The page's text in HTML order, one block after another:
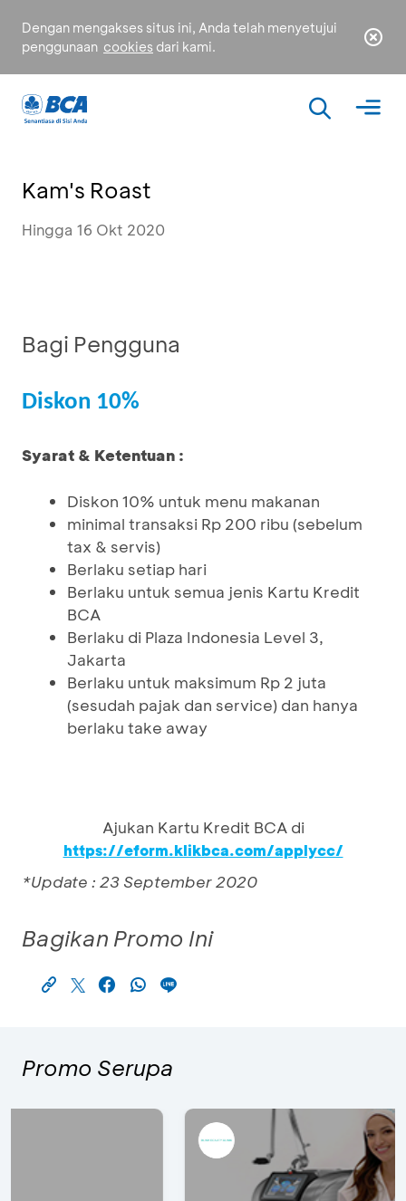
Dengan mengakses situs ini, Anda telah menyetujui
penggunaan cookies dari kami.
Kam's Roast
Hingga 16 Okt 2020
Bagi Pengguna
Diskon 10%
Syarat & Ketentuan :
Diskon 10% untuk menu makanan
minimal transaksi Rp 200 ribu (sebelum
tax & servis)
Berlaku setiap hari
Berlaku untuk semua jenis Kartu Kredit
BCA
Berlaku di Plaza Indonesia Level 3,
Jakarta
Berlaku untuk maksimum Rp 2 juta
(sesudah pajak dan service) dan hanya
berlaku take away
Ajukan Kartu Kredit BCA di
https://eform.klikbca.com/applycc/
*Update : 23 September 2020
Bagikan Promo Ini
Promo Serupa